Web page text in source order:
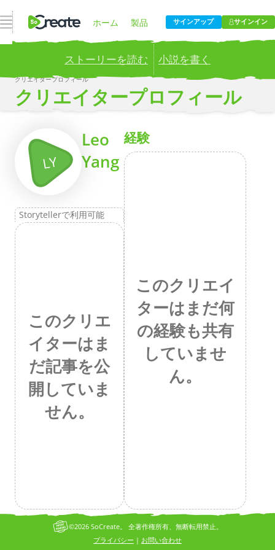
ナビゲーションを開く ホーム 製品
価格設定 ブログ
会社
サインアップ サインイン
ストーリーを読む 小説を書く
Publish your stories to a global audience. Try it now!
クリエイタープロフィール
クリエイタープロフィール
LY
Leo
Yang
Storytellerで利用可能
このクリエ
イターはま
だ記事を公
開していま
せん。
経験
このクリエイ
ターはまだ何
の経験も共有
していませ
ん。
プライバシー | お問い合わせ
©2026 SoCreate。 全著作権所有、無断転用禁止。